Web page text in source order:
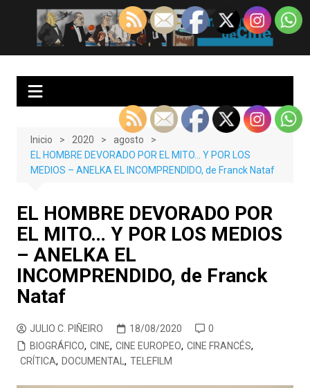
contenido
EnClave de Cine
Crítica cinematográfica y audiovisual. Punto de encuentro para los
Inicio 2020
agosto
EL HOMBRE DEVORADO POR EL MITO… Y POR LOS
MEDIOS – ANELKA EL INCOMPRENDIDO, de Franck Nataf
EL HOMBRE DEVORADO POR
EL MITO… Y POR LOS MEDIOS
– ANELKA EL
INCOMPRENDIDO, de Franck
Nataf
JULIO C. PIÑEIRO 18/08/2020
0
BIOGRÁFICO, CINE, CINE EUROPEO, CINE FRANCÉS,
CRÍTICA, DOCUMENTAL , TELEFILM